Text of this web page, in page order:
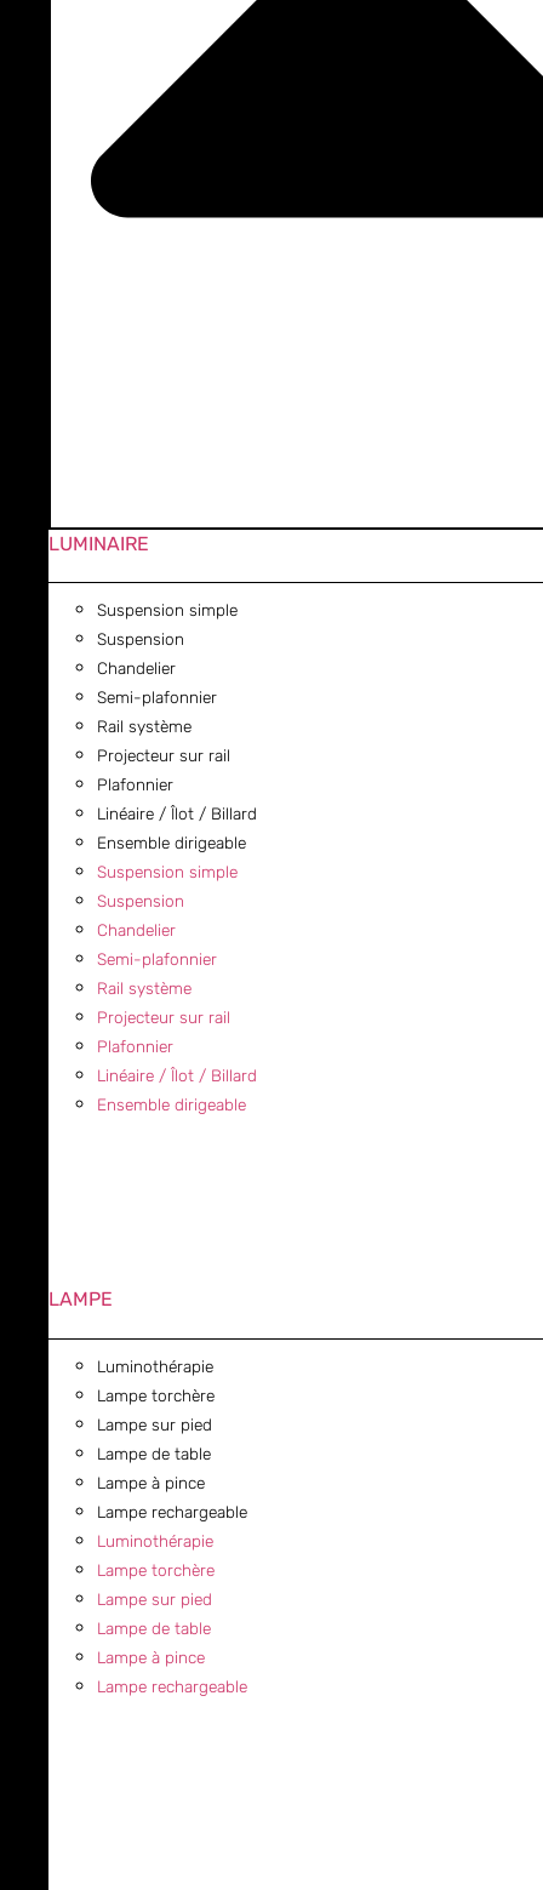
LUMINAIRE
Suspension simple
Suspension
Chandelier
Semi-plafonnier
Rail système
Projecteur sur rail
Plafonnier
Linéaire / Îlot / Billard
Ensemble dirigeable
Suspension simple
Suspension
Chandelier
Semi-plafonnier
Rail système
Projecteur sur rail
Plafonnier
Linéaire / Îlot / Billard
Ensemble dirigeable
LAMPE
Luminothérapie
Lampe torchère
Lampe sur pied
Lampe de table
Lampe à pince
Lampe rechargeable
Luminothérapie
Lampe torchère
Lampe sur pied
Lampe de table
Lampe à pince
Lampe rechargeable